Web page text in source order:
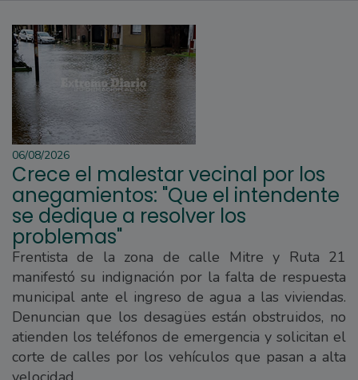
06/08/2026
Crece el malestar vecinal por los
anegamientos: "Que el intendente
se dedique a resolver los
problemas"
Frentista de la zona de calle Mitre y Ruta 21
manifestó su indignación por la falta de respuesta
municipal ante el ingreso de agua a las viviendas.
Denuncian que los desagües están obstruidos, no
atienden los teléfonos de emergencia y solicitan el
corte de calles por los vehículos que pasan a alta